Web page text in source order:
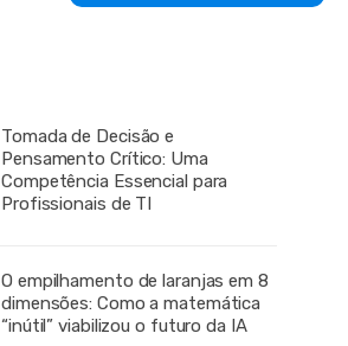
Tomada de Decisão e
Pensamento Crítico: Uma
Competência Essencial para
Profissionais de TI
O empilhamento de laranjas em 8
dimensões: Como a matemática
“inútil” viabilizou o futuro da IA